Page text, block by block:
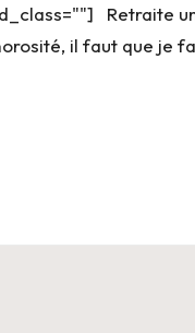
Retraite
il faut que je